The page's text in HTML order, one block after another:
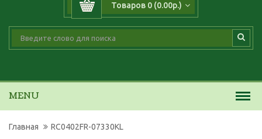
Товаров 0 (0.00р.)
MENU
Главная RC0402FR-07330KL